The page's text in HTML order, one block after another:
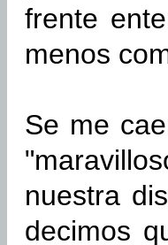
frente
menos
Se me
nuestra
decimos